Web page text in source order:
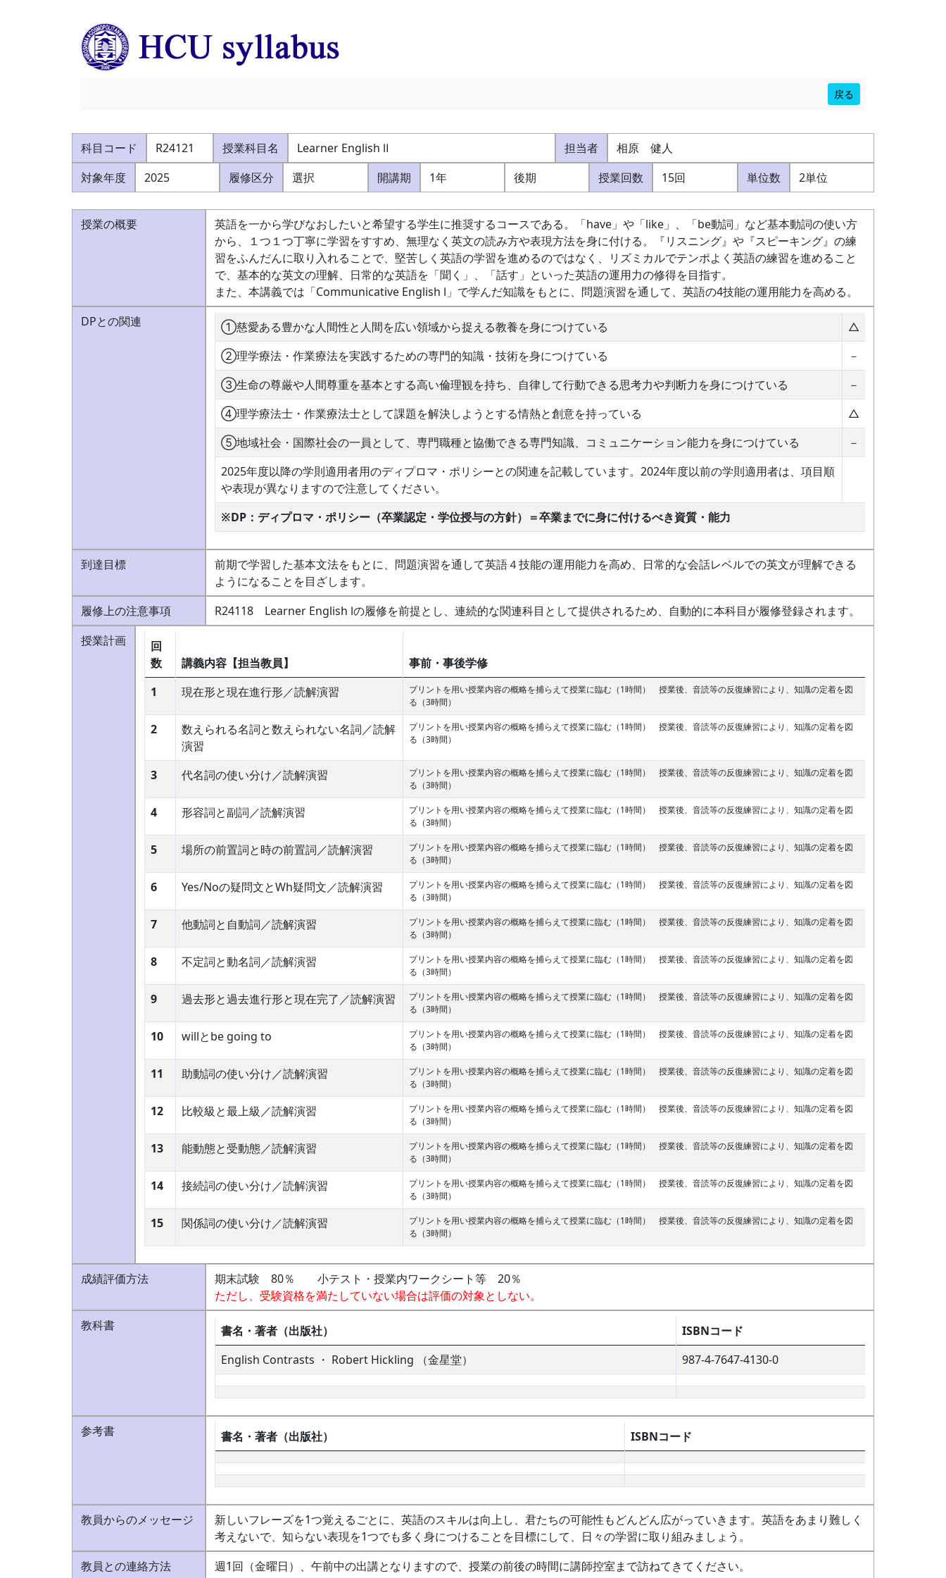
戻る
科目コード R24121 授業科目名 Learner English Ⅱ 担当者
相原 健人
対象年度
2025 履修区分 選択 開講期 1年 後期 授業回数 15回 単位数 2単位
授業の概要
英語を一から学びなおしたいと希望する学生に推奨するコースである。「have」や「like」、「be動詞」など基本動詞の使い方
から、１つ１つ丁寧に学習をすすめ、無理なく英文の読み方や表現方法を身に付ける。『リスニング』や『スピーキング』の練
習をふんだんに取り入れることで、堅苦しく英語の学習を進めるのではなく、リズミカルでテンポよく英語の練習を進めること
で、基本的な英文の理解、日常的な英語を「聞く」、「話す」といった英語の運用力の修得を目指す。
また、本講義では「Communicative English Ⅰ」で学んだ知識をもとに、問題演習を通して、英語の4技能の運用能力を高める。
DPとの関連
①慈愛ある豊かな人間性と人間を広い領域から捉える教養を身につけている
△
②理学療法・作業療法を実践するための専門的知識・技術を身につけている
－
③生命の尊厳や人間尊重を基本とする高い倫理観を持ち、自律して行動できる思考力や判断力を身につけている
－
④理学療法士・作業療法士として課題を解決しようとする情熱と創意を持っている
△
⑤地域社会・国際社会の一員として、専門職種と協働できる専門知識、コミュニケーション能力を身につけている
－
2025年度以降の学則適用者用のディプロマ・ポリシーとの関連を記載しています。2024年度以前の学則適用者は、項目順
や表現が異なりますので注意してください。
※DP：ディプロマ・ポリシー（卒業認定・学位授与の方針）＝卒業までに身に付けるべき資質・能力
到達目標
前期で学習した基本文法をもとに、問題演習を通して英語４技能の運用能力を高め、日常的な会話レベルでの英文が理解できる
ようになることを目ざします。
履修上の注意事項
R24118 Learner English Ⅰの履修を前提とし、連続的な関連科目として提供されるため、自動的に本科目が履修登録されます。
授業計画
回
数
講義内容【担当教員】
事前・事後学修
1
現在形と現在進行形／読解演習
プリントを用い授業内容の概略を捕らえて授業に臨む（1時間） 授業後、音読等の反復練習により、知識の定着を図
る（3時間）
2
数えられる名詞と数えられない名詞／読解
演習
プリントを用い授業内容の概略を捕らえて授業に臨む（1時間） 授業後、音読等の反復練習により、知識の定着を図
る（3時間）
3 代名詞の使い分け／読解演習
プリントを用い授業内容の概略を捕らえて授業に臨む（1時間） 授業後、音読等の反復練習により、知識の定着を図
る（3時間）
4 形容詞と副詞／読解演習
プリントを用い授業内容の概略を捕らえて授業に臨む（1時間） 授業後、音読等の反復練習により、知識の定着を図
る（3時間）
5 場所の前置詞と時の前置詞／読解演習
プリントを用い授業内容の概略を捕らえて授業に臨む（1時間） 授業後、音読等の反復練習により、知識の定着を図
る（3時間）
6 Yes/Noの疑問文とWh疑問文／読解演習
プリントを用い授業内容の概略を捕らえて授業に臨む（1時間） 授業後、音読等の反復練習により、知識の定着を図
る（3時間）
7 他動詞と自動詞／読解演習
プリントを用い授業内容の概略を捕らえて授業に臨む（1時間） 授業後、音読等の反復練習により、知識の定着を図
る（3時間）
8 不定詞と動名詞／読解演習
プリントを用い授業内容の概略を捕らえて授業に臨む（1時間） 授業後、音読等の反復練習により、知識の定着を図
る（3時間）
9 過去形と過去進行形と現在完了／読解演習
プリントを用い授業内容の概略を捕らえて授業に臨む（1時間） 授業後、音読等の反復練習により、知識の定着を図
る（3時間）
10 willとbe going to
プリントを用い授業内容の概略を捕らえて授業に臨む（1時間） 授業後、音読等の反復練習により、知識の定着を図
る（3時間）
11 助動詞の使い分け／読解演習
プリントを用い授業内容の概略を捕らえて授業に臨む（1時間） 授業後、音読等の反復練習により、知識の定着を図
る（3時間）
12 比較級と最上級／読解演習
プリントを用い授業内容の概略を捕らえて授業に臨む（1時間） 授業後、音読等の反復練習により、知識の定着を図
る（3時間）
13 能動態と受動態／読解演習
プリントを用い授業内容の概略を捕らえて授業に臨む（1時間） 授業後、音読等の反復練習により、知識の定着を図
る（3時間）
14 接続詞の使い分け／読解演習
プリントを用い授業内容の概略を捕らえて授業に臨む（1時間） 授業後、音読等の反復練習により、知識の定着を図
る（3時間）
15 関係詞の使い分け／読解演習
プリントを用い授業内容の概略を捕らえて授業に臨む（1時間） 授業後、音読等の反復練習により、知識の定着を図
る（3時間）
成績評価方法
期末試験 80％ 小テスト・授業内ワークシート等 20％
ただし、受験資格を満たしていない場合は評価の対象としない。
教科書
書名・著者（出版社）
ISBNコード
English Contrasts ・ Robert Hickling （金星堂）
987-4-7647-4130-0
参考書 書名・著者（出版社） ISBNコード
教員からのメッセージ
新しいフレーズを1つ覚えるごとに、英語のスキルは向上し、君たちの可能性もどんどん広がっていきます。英語をあまり難しく
考えないで、知らない表現を1つでも多く身につけることを目標にして、日々の学習に取り組みましょう。
教員との連絡方法
週1回（金曜日）、午前中の出講となりますので、授業の前後の時間に講師控室まで訪ねてきてください。